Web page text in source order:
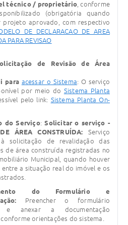
técnico / proprietário, conforme
(obrigatória quando
projeto aprovado, com respectivo
DE DECLARACAO DE AREA
PARA REVISAO
de Revisão de Área
para acessar o Sistema: O serviço
por meio do Sistema Planta
pelo link: Sistema Planta On-
do Serviço:Solicitar o serviço -
ÁREA CONSTRUÍDA: Serviço
solicitação de revalidação das
de área construída registradas no
Municipal, quando houver
entre a situação real do imóvel e os
do Formulário e
Preencher o formulário
e anexar a documentação
conforme orientações do sistema.